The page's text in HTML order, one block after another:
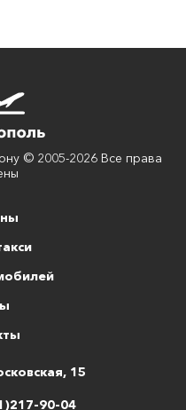
© 2005-2026 Все права
15
90-04